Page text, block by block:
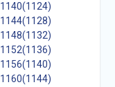
1140(1124)
1144(1128)
1148(1132)
1152(1136)
1156(1140)
1160(1144)